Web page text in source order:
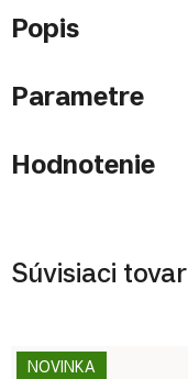
Popis
Parametre
Hodnotenie
Súvisiaci tovar
NOVINKA